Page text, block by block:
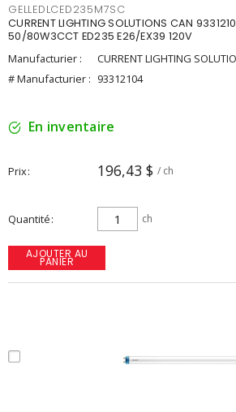
GELLEDLCED235M7SC
CURRENT LIGHTING SOLUTIONS CAN
50/80W3CCT ED235 E26/EX39 120V
Manufacturier :
CURRENT LIGHTING
# Manufacturier : 93312104
En inventaire
Prix 196,43 $ / ch
Quantité ch
AJOUTER AU
PANIER